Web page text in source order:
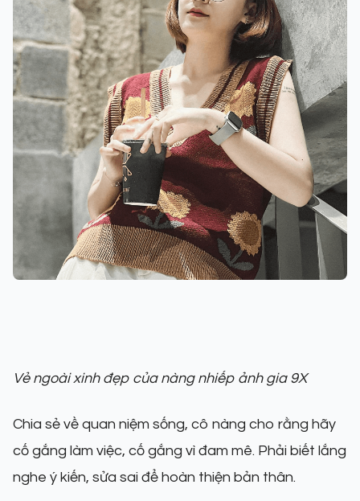
Vẻ ngoài xinh đẹp của nàng nhiếp ảnh gia 9X
Chia sẻ về quan niệm sống, cô nàng cho rằng hãy
cố gắng làm việc, cố gắng vì đam mê. Phải biết lắng
nghe ý kiến, sửa sai để hoàn thiện bản thân.